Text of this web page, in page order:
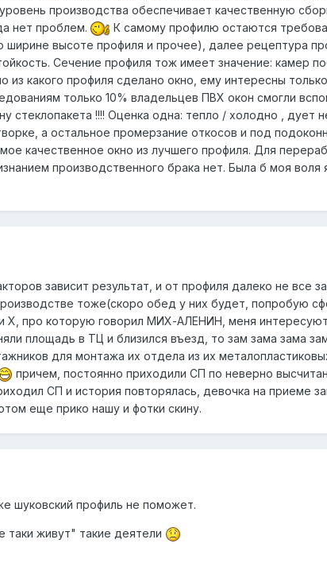
производства обеспечивает качественную
нет проблем.
К самому профилю остаются
ширине высоте профиля и прочее), далее рецептура
Сечение профиля тож имеет значение: камер
какого профиля сделано окно, ему интересны
только 10% владельцев ПВХ окон смогли
стеклопакета !!!! Оценка одна: тепло / холодно , дует
а остальное промерзание откосов и под
качественное окно из лучшего профиля. Для
производственного брака нет. Была б моя
зависит результат, и от профиля далеко не все
тоже(скоро обед у них будет, попробую
Х, про которую говорил МИХ-АЛЕНИН, меня
площадь в ТЦ и близился въезд, то зам зама зама
для монтажа их отдела из их
причем, постоянно приходили СП по неверно
СП и история повторялась, девочка на приеме
еще прико нашу и фотки скину.
шуковский профиль не поможет.
таки живут" такие деятели